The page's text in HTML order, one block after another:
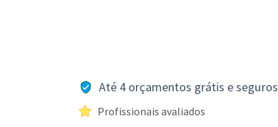
Até 4 orçamentos grátis e seguros
Profissionais avaliados